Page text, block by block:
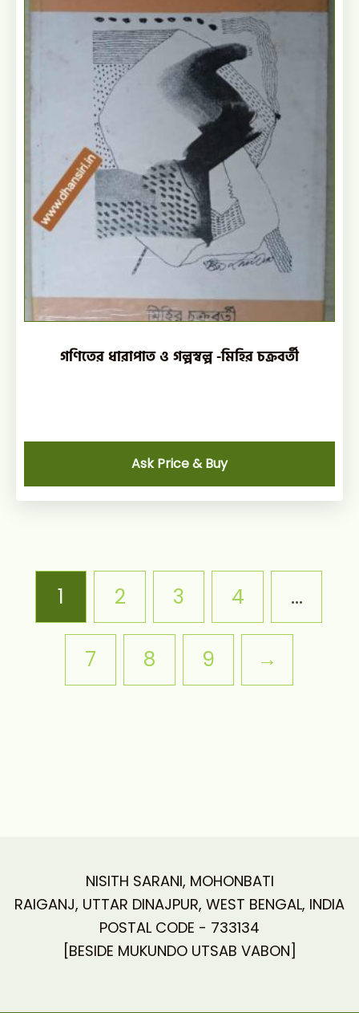
গণিতের ধারাপাত ও গল্পস্বল্প -মিহির চক্রবর্তী
Ask Price & Buy
1 2 3 4 …
7 8 9 →
NISITH SARANI, MOHONBATI
RAIGANJ, UTTAR DINAJPUR, WEST BENGAL, INDIA
POSTAL CODE - 733134
[BESIDE MUKUNDO UTSAB VABON]